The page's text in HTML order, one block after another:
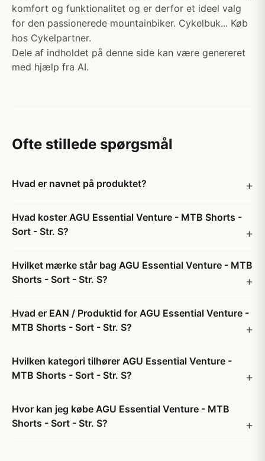
komfort og funktionalitet og er derfor et ideel valg
for den passionerede mountainbiker. Cykelbuk... Køb
hos Cykelpartner.
Dele af indholdet på denne side kan være genereret
med hjælp fra AI.
Ofte stillede spørgsmål
Hvad er navnet på produktet?
Hvad koster AGU Essential Venture - MTB Shorts -
Sort - Str. S?
Hvilket mærke står bag AGU Essential Venture - MTB
Shorts - Sort - Str. S?
Hvad er EAN / Produktid for AGU Essential Venture -
MTB Shorts - Sort - Str. S?
Hvilken kategori tilhører AGU Essential Venture -
MTB Shorts - Sort - Str. S?
Hvor kan jeg købe AGU Essential Venture - MTB
Shorts - Sort - Str. S?